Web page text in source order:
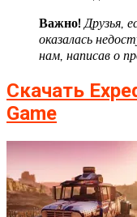
Важно!Друзья,
оказалась
нам, написав о
Скачать
Game